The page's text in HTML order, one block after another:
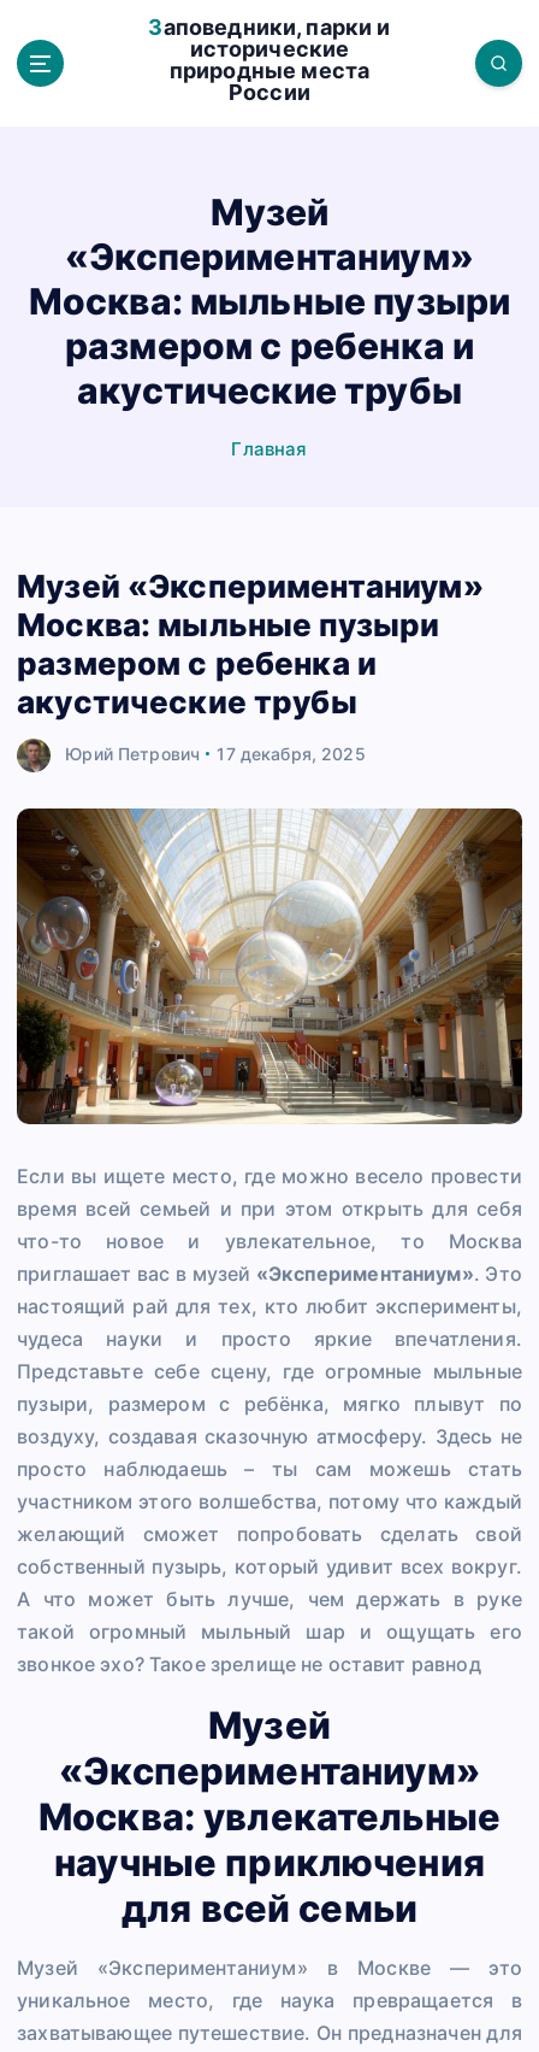
Заповедники, парки и
исторические
природные места
России
Музей
«Экспериментаниум»
Москва: мыльные пузыри
размером с ребенка и
акустические трубы
Главная
Музей «Экспериментаниум»
Москва: мыльные пузыри
размером с ребенка и
акустические трубы
Юрий Петрович 17 декабря, 2025
Если вы ищете место, где можно весело провести
время всей семьей и при этом открыть для себя
что-то новое и увлекательное, то Москва
приглашает вас в музей «Экспериментаниум». Это
настоящий рай для тех, кто любит эксперименты,
чудеса науки и просто яркие впечатления.
Представьте себе сцену, где огромные мыльные
пузыри, размером с ребёнка, мягко плывут по
воздуху, создавая сказочную атмосферу. Здесь не
просто наблюдаешь – ты сам можешь стать
участником этого волшебства, потому что каждый
желающий сможет попробовать сделать свой
собственный пузырь, который удивит всех вокруг.
А что может быть лучше, чем держать в руке
такой огромный мыльный шар и ощущать его
звонкое эхо? Такое зрелище не оставит равнод
Музей
«Экспериментаниум»
Москва: увлекательные
научные приключения
для всей семьи
Музей «Экспериментаниум» в Москве — это
уникальное место, где наука превращается в
захватывающее путешествие. Он предназначен для